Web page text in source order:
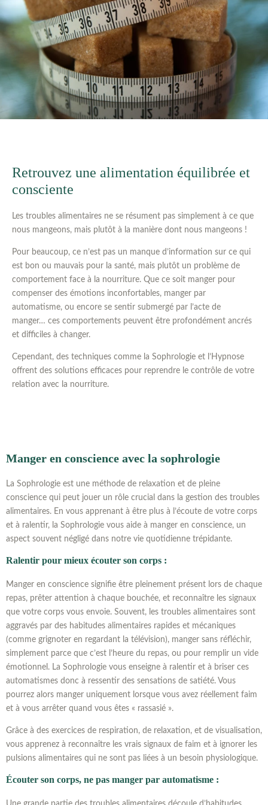
Retrouvez une alimentation équilibrée et
consciente
Les troubles alimentaires ne se résument pas simplement à ce que
nous mangeons, mais plutôt à la manière dont nous mangeons !
Pour beaucoup, ce n’est pas un manque d’information sur ce qui
est bon ou mauvais pour la santé, mais plutôt un problème de
comportement face à la nourriture. Que ce soit manger pour
compenser des émotions inconfortables, manger par
automatisme, ou encore se sentir submergé par l’acte de
manger… ces comportements peuvent être profondément ancrés
et difficiles à changer.
Cependant, des techniques comme la Sophrologie et l’Hypnose
offrent des solutions efficaces pour reprendre le contrôle de votre
relation avec la nourriture.
Manger en conscience avec la sophrologie
La Sophrologie est une méthode de relaxation et de pleine
conscience qui peut jouer un rôle crucial dans la gestion des troubles
alimentaires. En vous apprenant à être plus à l’écoute de votre corps
et à ralentir, la Sophrologie vous aide à manger en conscience, un
aspect souvent négligé dans notre vie quotidienne trépidante.
Ralentir pour mieux écouter son corps :
Manger en conscience signifie être pleinement présent lors de chaque
repas, prêter attention à chaque bouchée, et reconnaître les signaux
que votre corps vous envoie. Souvent, les troubles alimentaires sont
aggravés par des habitudes alimentaires rapides et mécaniques
(comme grignoter en regardant la télévision), manger sans réfléchir,
simplement parce que c’est l’heure du repas, ou pour remplir un vide
émotionnel. La Sophrologie vous enseigne à ralentir et à briser ces
automatismes donc à ressentir des sensations de satiété. Vous
pourrez alors manger uniquement lorsque vous avez réellement faim
et à vous arrêter quand vous êtes « rassasié ».
Grâce à des exercices de respiration, de relaxation, et de visualisation,
vous apprenez à reconnaître les vrais signaux de faim et à ignorer les
pulsions alimentaires qui ne sont pas liées à un besoin physiologique.
Écouter son corps, ne pas manger par automatisme :